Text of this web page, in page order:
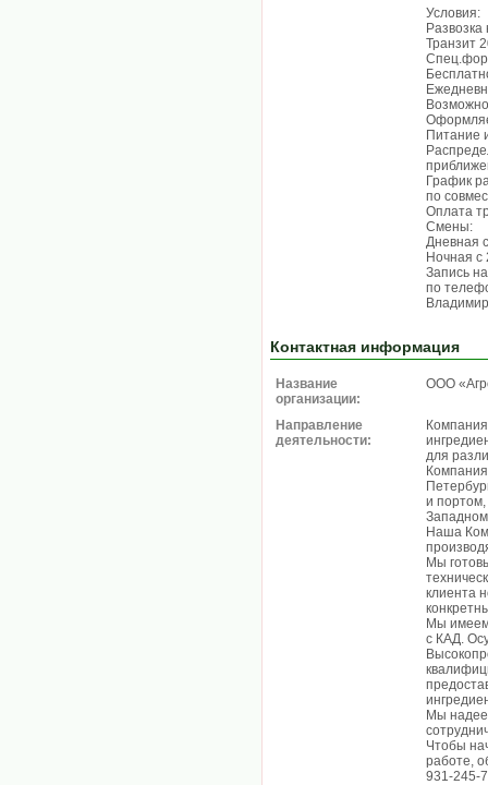
Условия:
Транзит
Питание
График
по
Оплата
Смены:
Дневная
Ночная с
Запись
пo
Контактная информация
Название
организации:
ООО
Направление
деятельности:
для
и
Западном
Наша
Мы
клиента
Мы
с КАД.
Мы
Чтобы
работе,
931-245-